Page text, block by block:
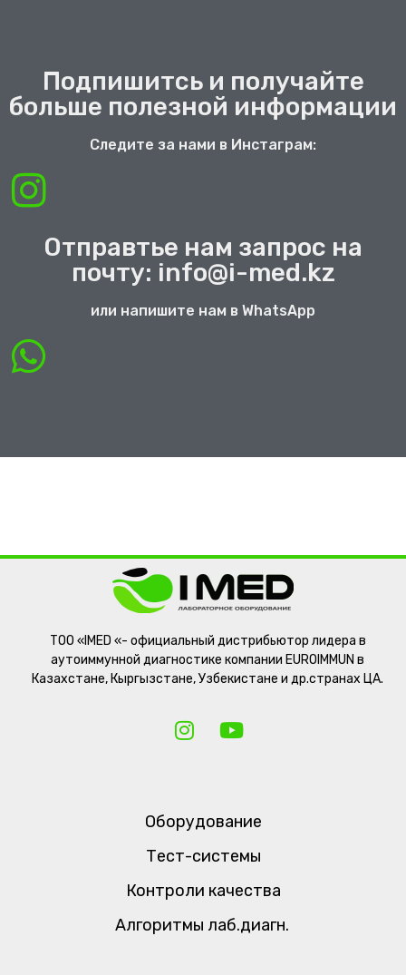
Подпишитсь и получайте
больше полезной информации
Следите за нами в Инстаграм:
Отправтье нам запрос на
почту: info@i-med.kz
или напишите нам в WhatsApp
ТОО «IMED «- официальный дистрибьютор лидера в
аутоиммунной диагностике компании EUROIMMUN в
Казахстане, Кыргызстане, Узбекистане и др.странах ЦА.
Оборудование
Тест-системы
Контроли качества
Алгоритмы лаб.диагн.